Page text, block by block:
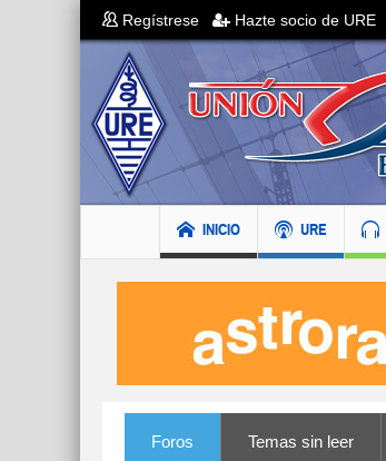
Regístrese Hazte socio de URE
INICIO URE
Foros Temas sin leer